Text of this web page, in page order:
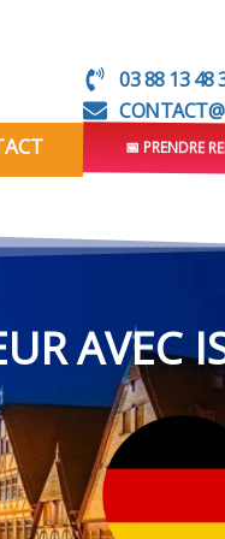
03 88 13 48
📅 PRENDRE
AVEC